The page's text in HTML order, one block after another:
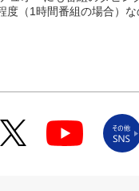
（1時間番組の場合）